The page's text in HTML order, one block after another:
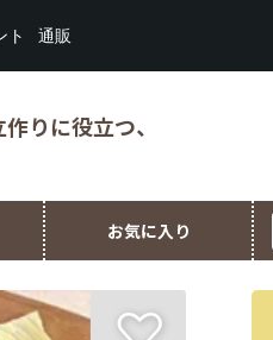
ト 通販
りに役立つ、
お気に入り